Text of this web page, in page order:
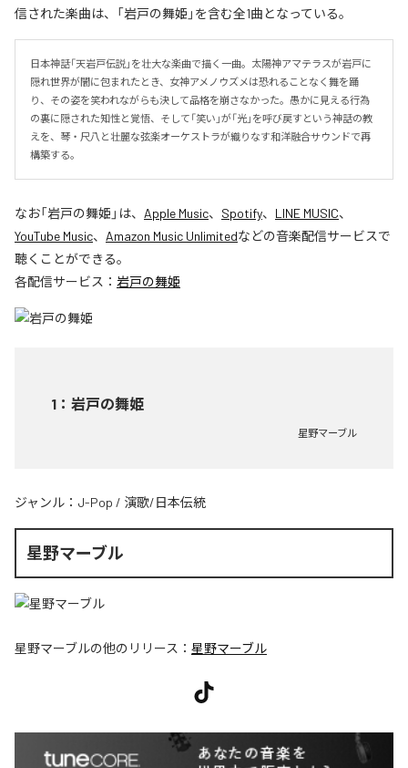
信された楽曲は、「岩戸の舞姫」を含む全1曲となっている。
日本神話「天岩戸伝説」を壮大な楽曲で描く一曲。太陽神アマテラスが岩戸に
隠れ世界が闇に包まれたとき、女神アメノウズメは恐れることなく舞を踊
り、その姿を笑われながらも決して品格を崩さなかった。愚かに見える行為
の裏に隠された知性と覚悟、そして「笑い」が「光」を呼び戻すという神話の教
えを、琴・尺八と壮麗な弦楽オーケストラが織りなす和洋融合サウンドで再
構築する。
なお「岩戸の舞姫 」は、 Apple Music、 Spotify、 LINE MUSIC、
YouTube Music、 Amazon Music Unlimitedなどの音楽配信サービスで
聴くことができる。
各配信サービス： 岩戸の舞姫
1 ： 岩戸の舞姫
星野マーブル
ジャンル： J-Pop / 演歌/日本伝統
星野マーブル
星野マーブルの他のリリース： 星野マーブル